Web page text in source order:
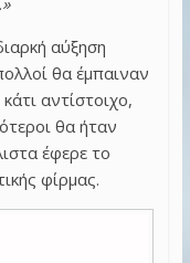
αύξηση
θα έμπαιναν
αντίστοιχο,
θα ήταν
έφερε το
φίρμας.